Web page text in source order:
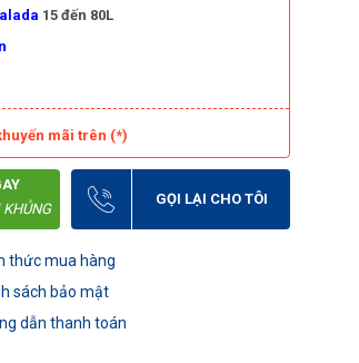
15 đến 80L
mãi trên (*)
GỌI LẠI CHO TÔI
thức mua hàng
sách bảo mật
dẫn thanh toán